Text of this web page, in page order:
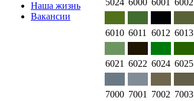
Наша жизнь
Вакансии
5024 6000 6001 6002
6010 6011 6012 6013
6021 6022 6024 6025
7000 7001 7002 7003